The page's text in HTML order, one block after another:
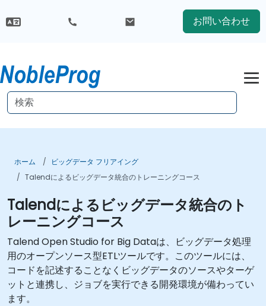
お問い合わせ
ホーム
ビッグデータ フリアイング
Talendによるビッグデータ統合のトレーニングコース
Talendによるビッグデータ統合のト
レーニングコース
Talend Open Studio for Big Dataは、ビッグデータ処理
用のオープンソース型ETLツールです。このツールには、
コードを記述することなくビッグデータのソースやターゲ
ットと連携し、ジョブを実行できる開発環境が備わってい
ます。